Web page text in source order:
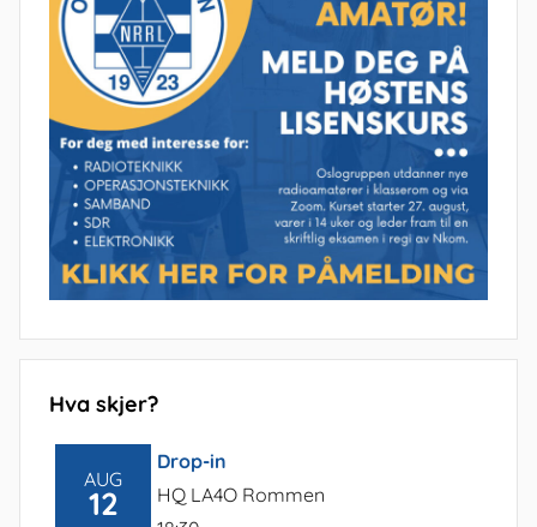
Hva skjer?
AUG
12
Drop-in
HQ LA4O Rommen